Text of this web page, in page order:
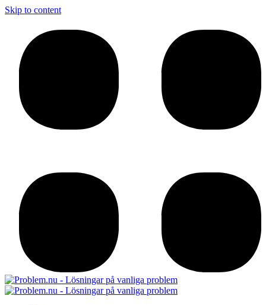
Skip to content